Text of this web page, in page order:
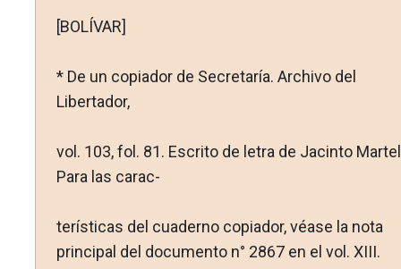
[BOLÍVAR]
* De un copiador de Secretaría. Archivo del
Libertador,
vol. 103, fol. 81. Escrito de letra de Jacinto
Para las carac-
terísticas del cuaderno copiador, véase la nota
principal del docu­mento n° 2867 en el vol. XIII.